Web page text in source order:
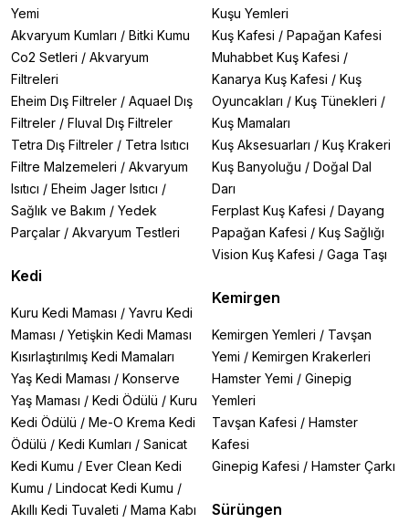
Yemi
Akvaryum Kumları / Bitki Kumu
Co2 Setleri / Akvaryum
Filtreleri
Eheim Dış Filtreler / Aquael Dış
Filtreler / Fluval Dış Filtreler
Tetra Dış Filtreler / Tetra Isıtıcı
Filtre Malzemeleri / Akvaryum
Isıtıcı / Eheim Jager Isıtıcı /
Sağlık ve Bakım / Yedek
Parçalar / Akvaryum Testleri
Kedi
Kuru Kedi Maması / Yavru Kedi
Maması / Yetişkin Kedi Maması
Kısırlaştırılmış Kedi Mamaları
Yaş Kedi Maması / Konserve
Yaş Maması / Kedi Ödülü / Kuru
Kedi Ödülü / Me-O Krema Kedi
Ödülü / Kedi Kumları / Sanicat
Kedi Kumu / Ever Clean Kedi
Kumu / Lindocat Kedi Kumu /
Akıllı Kedi Tuvaleti / Mama Kabı
Kuşu Yemleri
Kuş Kafesi / Papağan Kafesi
Muhabbet Kuş Kafesi /
Kanarya Kuş Kafesi / Kuş
Oyuncakları / Kuş Tünekleri /
Kuş Mamaları
Kuş Aksesuarları / Kuş Krakeri
Kuş Banyoluğu / Doğal Dal
Darı
Ferplast Kuş Kafesi / Dayang
Papağan Kafesi / Kuş Sağlığı
Vision Kuş Kafesi / Gaga Taşı
Kemirgen
Kemirgen Yemleri / Tavşan
Yemi / Kemirgen Krakerleri
Hamster Yemi / Ginepig
Yemleri
Tavşan Kafesi / Hamster
Kafesi
Ginepig Kafesi / Hamster Çarkı
Sürüngen